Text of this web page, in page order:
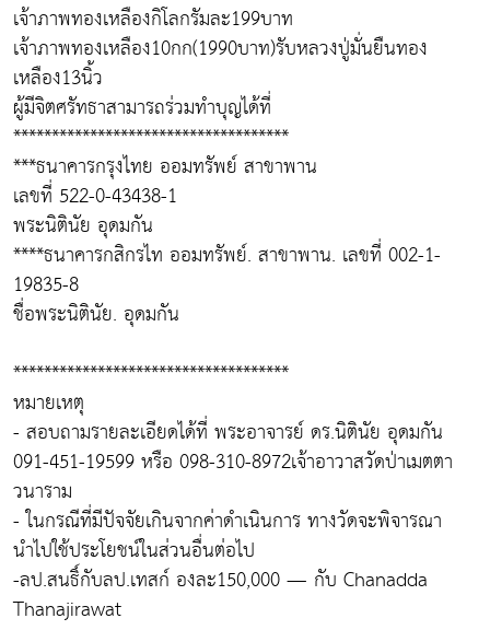
เจ้าภาพทองเหลืองกิโลกรัมละ199บาท
เจ้าภาพทองเหลือง10กก(1990บาท)รับหลวงปู่มั่นยืนทอง
เหลือง13นิ้ว
ผู้มีจิตศรัทธาสามารถร่วมทำบุญได้ที่
************************************
***ธนาคารกรุงไทย ออมทรัพย์ สาขาพาน
เลขที่ 522-0-43438-1
พระนิตินัย อุดมกัน
****ธนาคารกสิกรไท ออมทรัพย์. สาขาพาน. เลขที่ 002-1-
19835-8
ชื่อพระนิตินัย. อุดมกัน
************************************
หมายเหตุ
- สอบถามรายละเอียดได้ที่ พระอาจารย์ ดร.นิตินัย อุดมกัน
091-451-19599 หรือ 098-310-8972เจ้าอาวาสวัดป่าเมตตา
วนาราม
- ในกรณีที่มีปัจจัยเกินจากค่าดำเนินการ ทางวัดจะพิจารณา
นำไปใช้ประโยชน์ในส่วนอื่นต่อไป
-ลป.สนธิ์กับลป.เทสก์ องละ150,000 — กับ Chanadda
Thanajirawat